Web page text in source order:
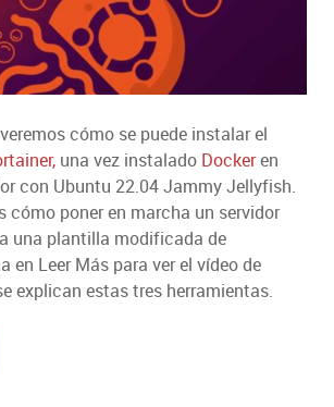
cómo se puede instalar el
una vez instalado Dockeren
con Ubuntu 22.04 Jammy Jellyfish.
cómo poner en marcha un servidor
una plantilla modificada de
en Leer Más para ver el vídeo de
explican estas tres herramientas.